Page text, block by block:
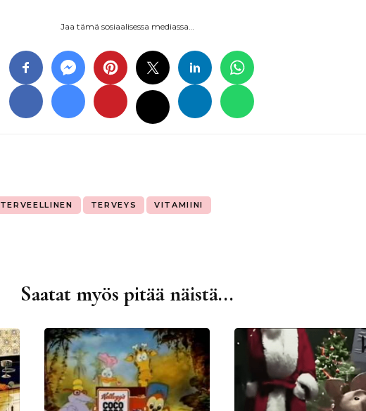
Jaa tämä sosiaalisessa mediassa…
TERVEELLINEN TERVEYS VITAMIINI
Saatat myös pitää näistä...